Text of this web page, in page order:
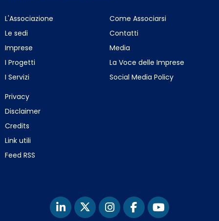
L'Associazione
Le sedi
Imprese
I Progetti
I Servizi
Come Associarsi
Contatti
Media
La Voce delle Imprese
Social Media Policy
Privacy
Disclaimer
Credits
Link utili
Feed RSS